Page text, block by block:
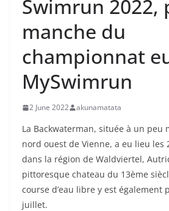
Swimrun 2022,
manche du
championnat
MySwimrun
2 June 2022 akunamatata
La Backwaterman, située à un peu
nord ouest de Vienne, a eu lieu les
dans la région de Waldviertel,
pittoresque chateau du 13ème
course d’eau libre y est également
juillet.